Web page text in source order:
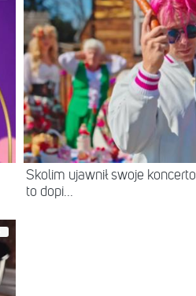
Skolim ujawnił swoje
to dopi...